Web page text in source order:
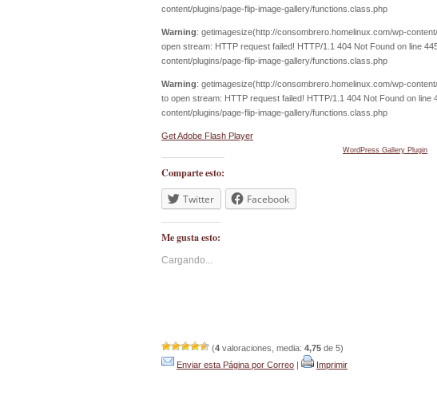
content/plugins/page-flip-image-gallery/functions.class.php
Warning: getimagesize(http://consombrero.homelinux.com/wp-
open stream: HTTP request failed! HTTP/1.1 404 Not Found on line
content/plugins/page-flip-image-gallery/functions.class.php
Warning: getimagesize(http://consombrero.homelinux.com/wp-
to open stream: HTTP request failed! HTTP/1.1 404 Not Found on line
content/plugins/page-flip-image-gallery/functions.class.php
Get Adobe Flash Player
WordPress Gallery Plugin
Comparte esto:
Twitter
Facebook
Me gusta esto:
Cargando...
(4 valoraciones, media: 4,75 de 5)
Enviar esta Página por Correo | Imprimir